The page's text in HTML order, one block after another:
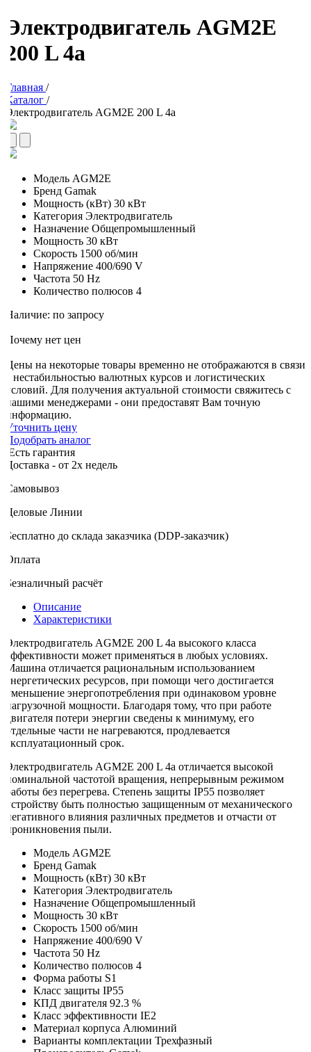
AGM2E
L 4a
/
/
AGM2E 200 L 4a
Модель AGM2E
Бренд Gamak
Мощность (кВт) 30 кВт
Категория Электродвигатель
Назначение Общепромышленный
Мощность 30 кВт
Скорость 1500 об/мин
Напряжение 400/690 V
Частота 50 Hz
Количество полюсов 4
по запросу
нет цен
на некоторые товары временно не отображаются в связи
нестабильностью валютных курсов и логистических
Для получения актуальной стоимости свяжитесь с
менеджерами - они предоставят Вам точную
цену
аналог
гарантия
- от 2х недель
Линии
до склада заказчика (DDP-заказчик)
расчёт
Описание
Характеристики
AGM2E 200 L 4a высокого класса
может применяться в любых условиях.
отличается рациональным использованием
ресурсов, при помощи чего достигается
энергопотребления при одинаковом уровне
мощности. Благодаря тому, что при работе
потери энергии сведены к минимуму, его
части не нагреваются, продлевается
срок.
AGM2E 200 L 4a отличается высокой
частотой вращения, непрерывным режимом
без перегрева. Степень защиты IP55 позволяет
быть полностью защищенным от механического
влияния различных предметов и отчасти от
пыли.
Модель AGM2E
Бренд Gamak
Мощность (кВт) 30 кВт
Категория Электродвигатель
Назначение Общепромышленный
Мощность 30 кВт
Скорость 1500 об/мин
Напряжение 400/690 V
Частота 50 Hz
Количество полюсов 4
Форма работы S1
Класс защиты IP55
КПД двигателя 92.3 %
Класс эффективности IE2
Материал корпуса Алюминий
Варианты комплектации Трехфазный